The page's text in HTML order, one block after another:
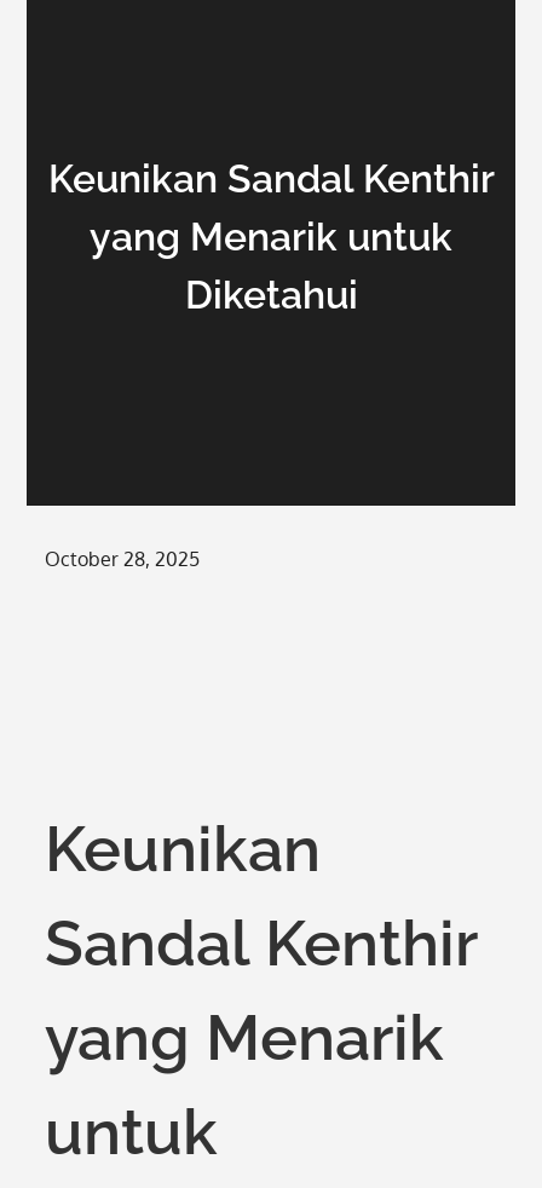
Keunikan Sandal Kenthir
yang Menarik untuk
Diketahui
Posted
October 28, 2025
Keunikan
Sandal Kenthir
yang Menarik
untuk